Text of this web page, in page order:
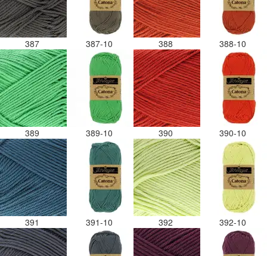
387 387-10 388 388-10
389 389-10 390 390-10
391 391-10 392 392-10